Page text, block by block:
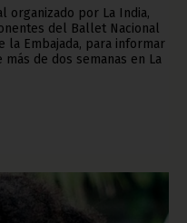
organizado por La India,
del Ballet Nacional
la Embajada, para informar
de dos semanas en La